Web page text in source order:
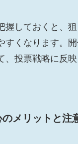
握しておくと、
すくなります。
、投票戦略に反
メリットと注